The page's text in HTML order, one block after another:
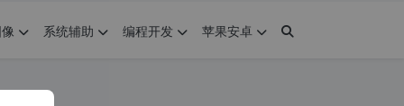
系统辅助 编程开发 苹果安卓